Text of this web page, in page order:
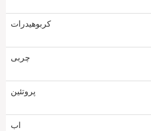
کربوهیدرات
چربی
پروتئین
اب